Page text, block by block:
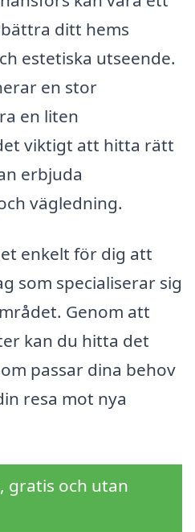
ditt hems
estetiska utseende.
en stor
en liten
viktigt att hitta rätt
erbjuda
vägledning.
enkelt för dig att
som specialiserar sig
Genom att
kan du hitta det
passar dina behov
resa mot nya
gratis och utan